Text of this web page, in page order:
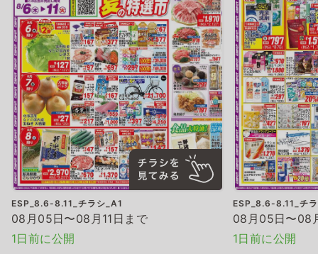
ESP_8.6-8.11_チラシ_A1
08月05日〜08月11日まで
1日前に公開
ESP_8.6-8.11_チ
08月05日〜08
1日前に公開